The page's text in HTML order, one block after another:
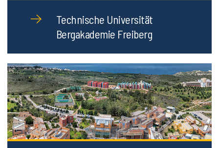
Technische Universität
Bergakademie Freiberg